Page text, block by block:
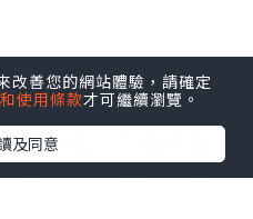
吃午餐
，沿街小吃看着很
易踩雷。建议先安
善您的網站體驗，請確定
使用條款才可繼續瀏覽。
及同意